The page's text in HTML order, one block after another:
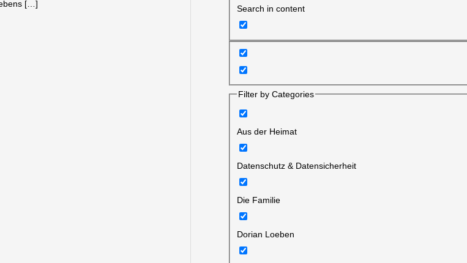
[…]
Search in content
Filter by Categories
Aus der Heimat
Datenschutz & Datensicherheit
Die Familie
Dorian Loeben